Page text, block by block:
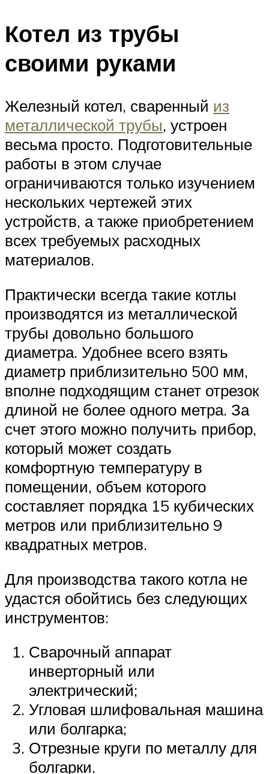
Котел из трубы
своими руками
Железный котел, сваренный из
металлической трубы, устроен
весьма просто. Подготовительные
работы в этом случае
ограничиваются только изучением
нескольких чертежей этих
устройств, а также приобретением
всех требуемых расходных
материалов.
Практически всегда такие котлы
производятся из металлической
трубы довольно большого
диаметра. Удобнее всего взять
диаметр приблизительно 500 мм,
вполне подходящим станет отрезок
длиной не более одного метра. За
счет этого можно получить прибор,
который может создать
комфортную температуру в
помещении, объем которого
составляет порядка 15 кубических
метров или приблизительно 9
квадратных метров.
Для производства такого котла не
удастся обойтись без следующих
инструментов:
Сварочный аппарат
инверторный или
электрический;
Угловая шлифовальная машина
или болгарка;
Отрезные круги по металлу для
болгарки.